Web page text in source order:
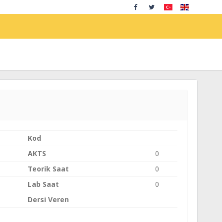
Kod
AKTS
0
Teorik Saat
0
Lab Saat
0
Dersi Veren